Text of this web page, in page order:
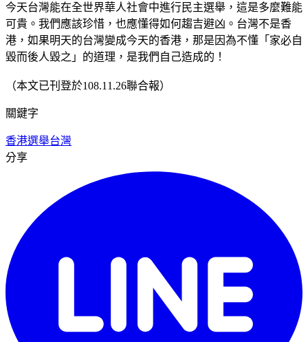
今天台灣能在全世界華人社會中進行民主選舉，這是多麼難能
可貴。我們應該珍惜，也應懂得如何趨吉避凶。台灣不是香
港，如果明天的台灣變成今天的香港，那是因為不懂「家必自
毀而後人毀之」的道理，是我們自己造成的！
（本文已刊登於108.11.26聯合報）
關鍵字
香港選舉台灣
分享